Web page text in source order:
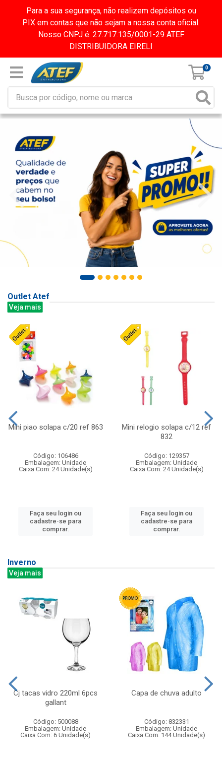
Para a sua segurança, não realizem depósitos ou
PIX em contas que não sejam a nossa conta oficial.
Nosso CNPJ é: 27.717.135/0001-29 ATEF
DISTRIBUIDORA EIRELI
0
Outlet Atef
Veja mais
Mini piao solapa c/20 ref 863
Código: 106486
Embalagem: Unidade
Caixa Com: 24 Unidade(s)
Faça seu login ou
cadastre-se para
comprar.
Mini relogio solapa c/12 ref
832
Código: 129357
Embalagem: Unidade
Caixa Com: 24 Unidade(s)
Faça seu login ou
cadastre-se para
comprar.
Inverno
Veja mais
Cj tacas vidro 220ml 6pcs
gallant
Código: 500088
Embalagem: Unidade
Caixa Com: 6 Unidade(s)
Capa de chuva adulto
Código: 832331
Embalagem: Unidade
Caixa Com: 144 Unidade(s)